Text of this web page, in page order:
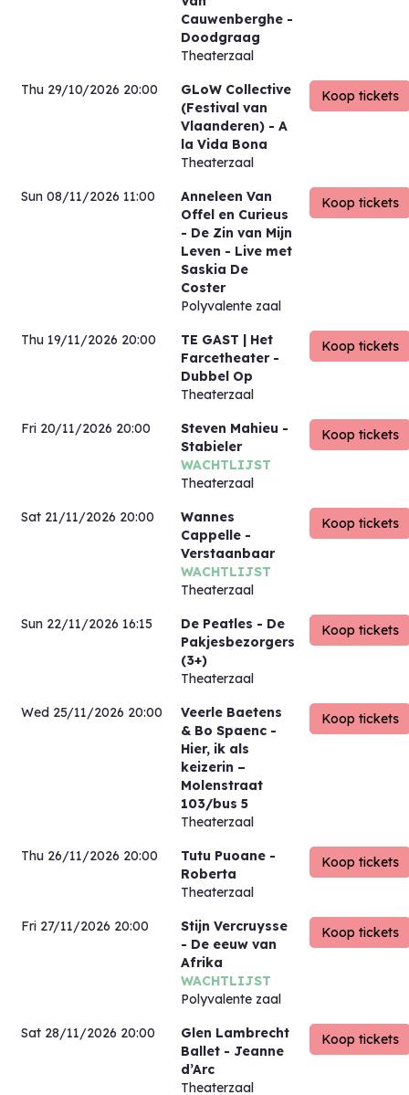
Cauwenberghe -
Doodgraag
Theaterzaal
Thu 29/10/2026 20:00
GLoW Collective
(Festival van
Vlaanderen) - A
la Vida Bona
Theaterzaal
Sun 08/11/2026 11:00
Anneleen Van
Offel en Curieus
- De Zin van Mijn
Leven - Live met
Saskia De
Coster
Polyvalente zaal
Thu 19/11/2026 20:00
TE GAST | Het
Farcetheater-
Dubbel Op
Theaterzaal
Fri 20/11/2026 20:00 Steven Mahieu -
Stabieler
WACHTLIJST
Theaterzaal
Sat 21/11/2026 20:00
Wannes
Cappelle -
Verstaanbaar
WACHTLIJST
Theaterzaal
Sun 22/11/2026 16:15 De Peatles - De
Pakjesbezorgers
(3+)
Theaterzaal
Wed 25/11/2026 20:00
Veerle Baetens
& Bo Spaenc -
Hier, ik als
keizerin –
Molenstraat
103/bus 5
Theaterzaal
Thu 26/11/2026 20:00 Tutu Puoane -
Roberta
Theaterzaal
Fri 27/11/2026 20:00
Stijn Vercruysse
- De eeuw van
Afrika
WACHTLIJST
Polyvalente zaal
Sat 28/11/2026 20:00
Glen Lambrecht
Ballet - Jeanne
d’Arc
Theaterzaal